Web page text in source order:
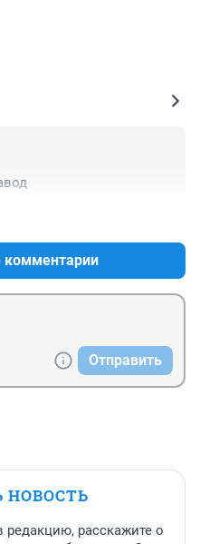
комментарии
Отправить
НОВОСТЬ
редакцию, расскажите о